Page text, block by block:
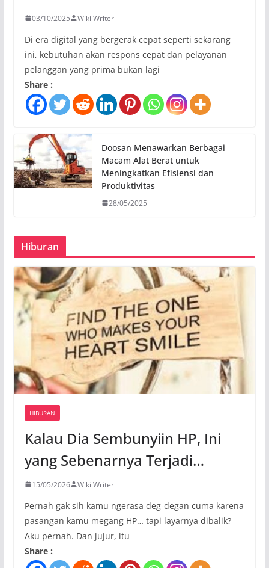
03/10/2025 Wiki Writer
Di era digital yang bergerak cepat seperti sekarang
ini, kebutuhan akan respons cepat dan pelayanan
pelanggan yang prima bukan lagi
Share :
Doosan Menawarkan Berbagai
Macam Alat Berat untuk
Meningkatkan Efisiensi dan
Produktivitas
28/05/2025
Hiburan
HIBURAN
Kalau Dia Sembunyiin HP, Ini
yang Sebenarnya Terjadi…
15/05/2026 Wiki Writer
Pernah gak sih kamu ngerasa deg-degan cuma karena
pasangan kamu megang HP… tapi layarnya dibalik?
Aku pernah. Dan jujur, itu
Share :